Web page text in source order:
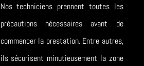
Nos techniciens prennent toutes les
précautions nécessaires avant de
commencer la prestation. Entre autres,
ils sécurisent minutieusement la zone